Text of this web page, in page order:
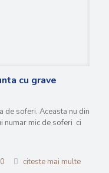
cu grave
de soferi. Aceasta nu din
numar mic de soferi ci
0 citeste mai multe